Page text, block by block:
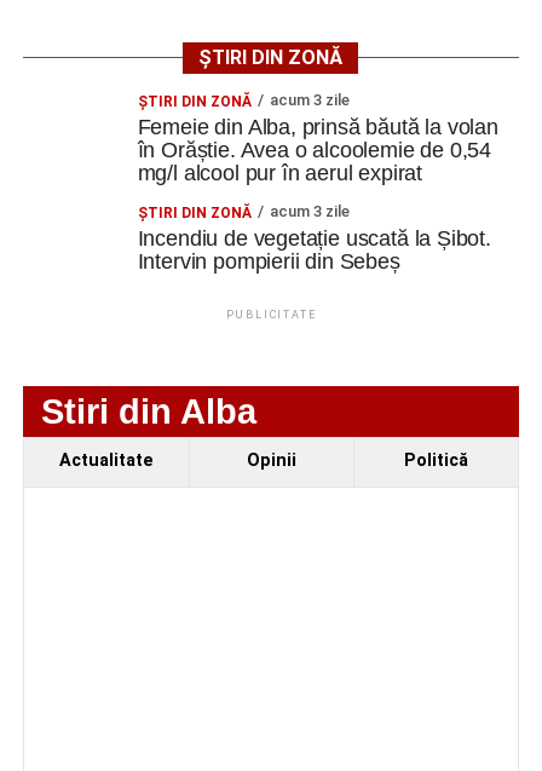
Ultimele știri din Cugir
Cum și-a construit un informatician din Cugir propria
mașină solară. Vehiculul a ajuns și la o expoziție din
Trei profesori ai Colegiului Național „David Prodan”
Cugir și-au perfecționat competențele prin
mobilități Erasmus+ în Croația
ratezi”
Facebook Messenger WhatsApp Email
ȘTIRI DIN ZONĂ
ŞTIRI DIN ZONĂ acum 3 zile
Femeie din Alba, prinsă băută la volan
în Orăștie. Avea o alcoolemie de 0,54
mg/l alcool pur în aerul expirat
ŞTIRI DIN ZONĂ acum 3 zile
Incendiu de vegetație uscată la Șibot.
Intervin pompierii din Sebeș
PUBLICITATE
Stiri din Alba
Actualitate Opinii Politică